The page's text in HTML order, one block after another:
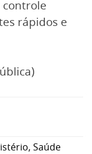
controle
rápidos e
, Saúde